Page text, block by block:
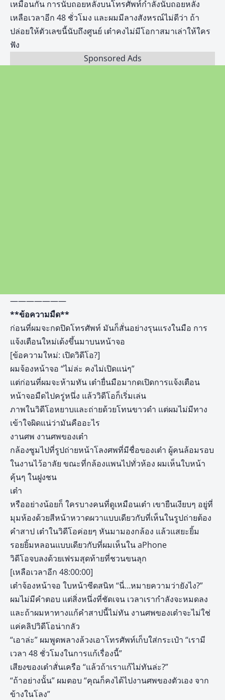
เหมือนกัน การนับถอยหลังบนโทรศัพท์กำลังนับถอยหลัง
เหลือเวลาอีก 48 ชั่วโมง และผมมีลางสังหรณ์ไม่ดีว่า ถ้า
ปล่อยให้ตัวเลขนี้นับถึงศูนย์ เต๋าคงไม่มีโอกาสมาเล่าให้ใคร
ฟัง
Sponsored Ads
———————
**ข้อความมืด**
ก่อนที่ผมจะกดปิดโทรศัพท์ มันก็สั่นอย่างรุนแรงในมือ การ
แจ้งเตือนใหม่เด้งขึ้นมาบนหน้าจอ
[ข้อความใหม่: เปิดวิดีโอ?]
ผมจ้องหน้าจอ “ไม่ล่ะ คงไม่เปิดแน่ๆ”
แต่ก่อนที่ผมจะห้ามทัน เต๋ายื่นมือมากดเปิดการแจ้งเตือน
หน้าจอมืดไปครู่หนึ่ง แล้ววิดีโอก็เริ่มเล่น
ภาพในวิดีโอหยาบและถ่ายด้วยโทนขาวดำ แต่ผมไม่มีทาง
เข้าใจผิดแน่ว่ามันคืออะไร
งานศพ งานศพของเต๋า
กล้องซูมไปที่รูปถ่ายหน้าโลงศพที่มีชื่อของเต๋า ผู้คนล้อมรอบ
ในงานไว้อาลัย ขณะที่กล้องแพนไปทั่วห้อง ผมเห็นใบหน้า
คุ้นๆ ในฝูงชน
เต๋า
หรืออย่างน้อยก็ ใครบางคนที่ดูเหมือนเต๋า เขายืนเงียบๆ อยู่ที่
มุมห้องด้วยสีหน้าหวาดผวาแบบเดียวกับที่เห็นในรูปถ่ายต้อง
คำสาป เต๋าในวิดีโอค่อยๆ หันมามองกล้อง แล้วแสยะยิ้ม
รอยยิ้มหลอนแบบเดียวกับที่ผมเห็นใน aPhone
วิดีโอจบลงด้วยเฟรมสุดท้ายที่ชวนขนลุก
[เหลือเวลาอีก 48:00:00]
เต๋าจ้องหน้าจอ ใบหน้าซีดสนิท “นี่…หมายความว่ายังไง?”
ผมไม่มีคำตอบ แต่สิ่งหนึ่งที่ชัดเจน เวลาเรากำลังจะหมดลง
และถ้าผมหาทางแก้คำสาปนี้ไม่ทัน งานศพของเต๋าจะไม่ใช่
แค่คลิปวิดีโอน่ากลัว
“เอาล่ะ” ผมพูดพลางล้วงเอาโทรศัพท์เก็บใส่กระเป๋า “เรามี
เวลา 48 ชั่วโมงในการแก้เรื่องนี้”
เสียงของเต๋าสั่นเครือ “แล้วถ้าเราแก้ไม่ทันล่ะ?”
“ถ้าอย่างนั้น” ผมตอบ “คุณก็คงได้ไปงานศพของตัวเอง จาก
ข้างในโลง”